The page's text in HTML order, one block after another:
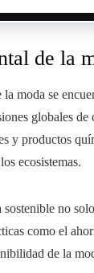
de la
moda se
globales
y productos
ecosistemas.
no
como el
de la